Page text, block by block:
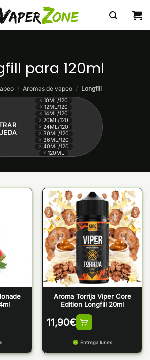
para 120ml
/ Aromas de vapeo / Longfill
10ML/120
12ML/120
14ML/120
20ML/120
24ML/120
30ML/120
36ML/120
40ML/120
120ML
Aroma Torrija Viper Core
Edition Longfill 20ml
11,90€
Entrega lunes